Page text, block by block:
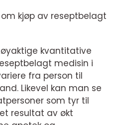
kjøp av reseptbelagt
kvantitative
medisin i
fra person til
Likevel kan man se
som tyr til
resultat av økt